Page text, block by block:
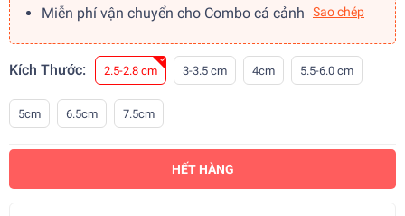
Miễn phí vận chuyển cho Combo cá cảnh Sao chép
Kích Thước: 2.5-2.8 cm 3-3.5 cm 4cm 5.5-6.0 cm
5cm 6.5cm 7.5cm
HẾT HÀNG